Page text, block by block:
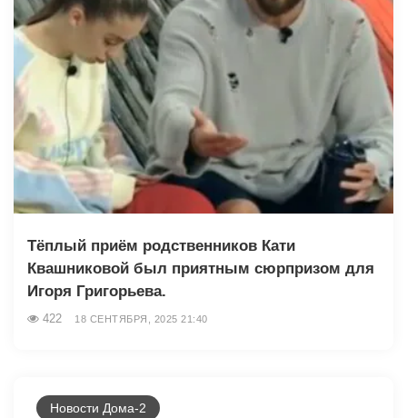
Тёплый приём родственников Кати
Квашниковой был приятным сюрпризом для
Игоря Григорьева.
422 18 СЕНТЯБРЯ, 2025 21:40
Новости Дома-2